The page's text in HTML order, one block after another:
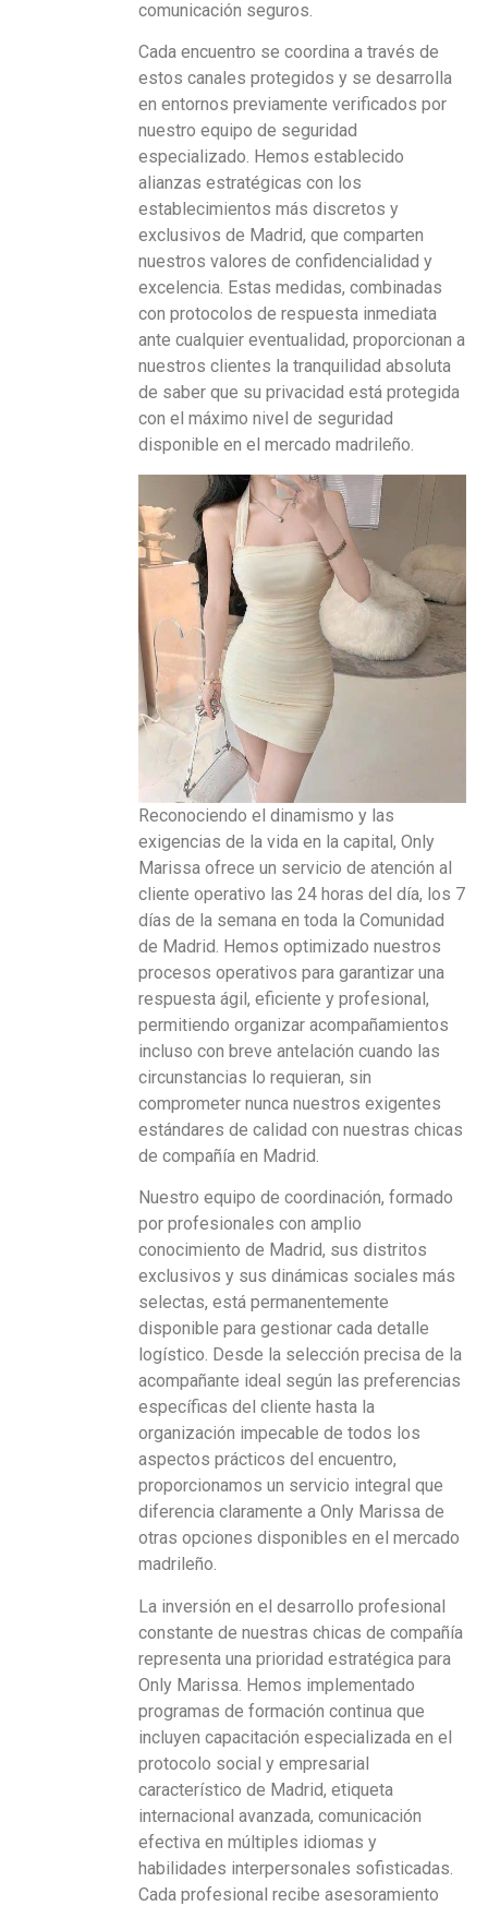
comunicación seguros.
Cada encuentro se coordina a través de
estos canales protegidos y se desarrolla
en entornos previamente verificados por
nuestro equipo de seguridad
especializado. Hemos establecido
alianzas estratégicas con los
establecimientos más discretos y
exclusivos de Madrid, que comparten
nuestros valores de confidencialidad y
excelencia. Estas medidas, combinadas
con protocolos de respuesta inmediata
ante cualquier eventualidad, proporcionan a
nuestros clientes la tranquilidad absoluta
de saber que su privacidad está protegida
con el máximo nivel de seguridad
disponible en el mercado madrileño.
Reconociendo el dinamismo y las
exigencias de la vida en la capital, Only
Marissa ofrece un servicio de atención al
cliente operativo las 24 horas del día, los 7
días de la semana en toda la Comunidad
de Madrid. Hemos optimizado nuestros
procesos operativos para garantizar una
respuesta ágil, eficiente y profesional,
permitiendo organizar acompañamientos
incluso con breve antelación cuando las
circunstancias lo requieran, sin
comprometer nunca nuestros exigentes
estándares de calidad con nuestras chicas
de compañía en Madrid.
Nuestro equipo de coordinación, formado
por profesionales con amplio
conocimiento de Madrid, sus distritos
exclusivos y sus dinámicas sociales más
selectas, está permanentemente
disponible para gestionar cada detalle
logístico. Desde la selección precisa de la
acompañante ideal según las preferencias
específicas del cliente hasta la
organización impecable de todos los
aspectos prácticos del encuentro,
proporcionamos un servicio integral que
diferencia claramente a Only Marissa de
otras opciones disponibles en el mercado
madrileño.
La inversión en el desarrollo profesional
constante de nuestras chicas de compañía
representa una prioridad estratégica para
Only Marissa. Hemos implementado
programas de formación continua que
incluyen capacitación especializada en el
protocolo social y empresarial
característico de Madrid, etiqueta
internacional avanzada, comunicación
efectiva en múltiples idiomas y
habilidades interpersonales sofisticadas.
Cada profesional recibe asesoramiento